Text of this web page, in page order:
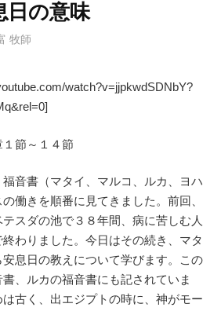
日の意味
牧師
watch?v=jjpkwdSDNbY?
節～１４節
音書（マタイ、マルコ、ルカ、ヨハ
働きを順番に見てきました。前回、
スダの池で３８年間、病に苦しむ人
わりました。今日はその続き、マタ
息日の教えについて学びます。この
、ルカの福音書にも記されていま
古く、出エジプトの時に、神がモー